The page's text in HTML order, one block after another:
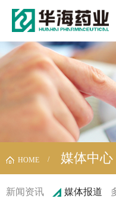
HOME 媒体中心
新闻资讯 媒体报道